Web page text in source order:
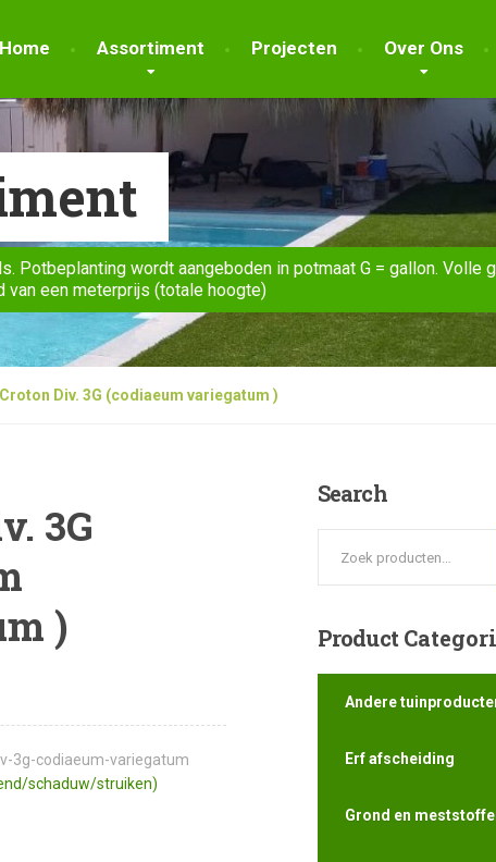
Home Assortiment Projecten Over Ons
Potbeplanting wordt aangeboden in potmaat G = gallon. Volle
van een meterprijs (totale hoogte)
Croton Div. 3G (codiaeum variegatum )
3G
)
3g-codiaeum-variegatum
schaduw/struiken)
Search
Product
Andere
Erf afscheiding
Grond en